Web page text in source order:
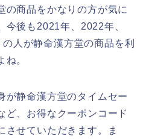
の商品をかなりの方が気に
今後も2021年、2022年、
人が静命漢方堂の商品を利
ね。
が静命漢方堂のタイムセー
ど、お得なクーポンコード
させていただきます。ま